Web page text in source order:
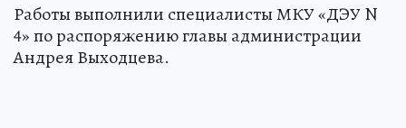
Работы выполнили специалисты МКУ «ДЭУ N
4» по распоряжению главы администрации
Андрея Выходцева.